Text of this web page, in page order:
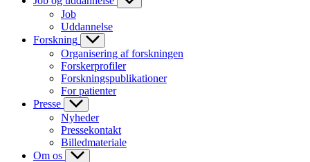
Job
Uddannelse
Forskning
Organisering af forskningen
Forskerprofiler
Forskningspublikationer
For patienter
Presse
Nyheder
Pressekontakt
Billedmateriale
Om os